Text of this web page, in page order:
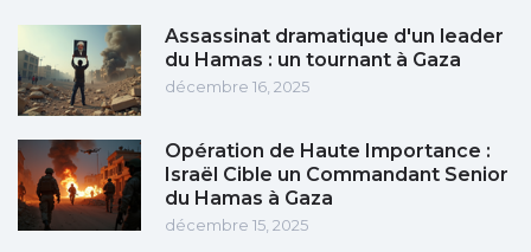
Assassinat dramatique d'un leader
du Hamas : un tournant à Gaza
décembre 16, 2025
Opération de Haute Importance :
Israël Cible un Commandant Senior
du Hamas à Gaza
décembre 15, 2025